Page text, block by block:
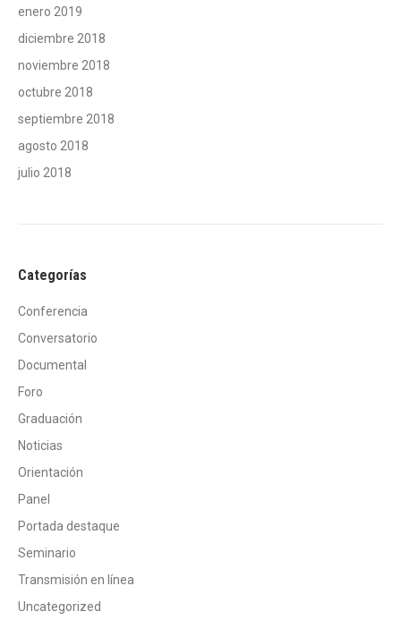
enero 2019
diciembre 2018
noviembre 2018
octubre 2018
septiembre 2018
agosto 2018
julio 2018
Categorías
Conferencia
Conversatorio
Documental
Foro
Graduación
Noticias
Orientación
Panel
Portada destaque
Seminario
Transmisión en línea
Uncategorized